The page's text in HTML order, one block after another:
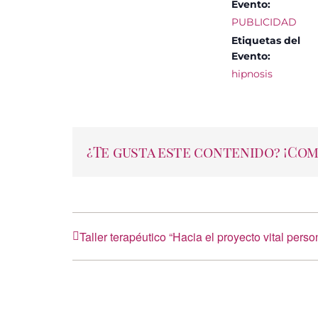
Evento:
PUBLICIDAD
Etiquetas del
Evento:
hipnosis
¿Te gusta este contenido?
Taller terapéutico “Hacia el proyecto vital